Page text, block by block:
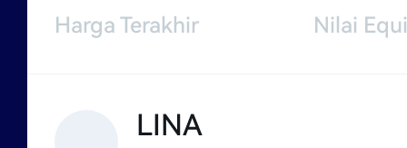
Harga Terakhir Nilai
LINA